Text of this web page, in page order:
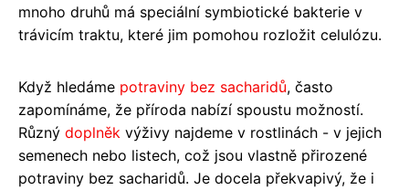
mnoho druhů má speciální symbiotické bakterie v
trávicím traktu, které jim pomohou rozložit celulózu.
Když hledáme potraviny bez sacharidů, často
zapomínáme, že příroda nabízí spoustu možností.
Různý doplněk výživy najdeme v rostlinách - v jejich
semenech nebo listech, což jsou vlastně přirozené
potraviny bez sacharidů. Je docela překvapivý, že i